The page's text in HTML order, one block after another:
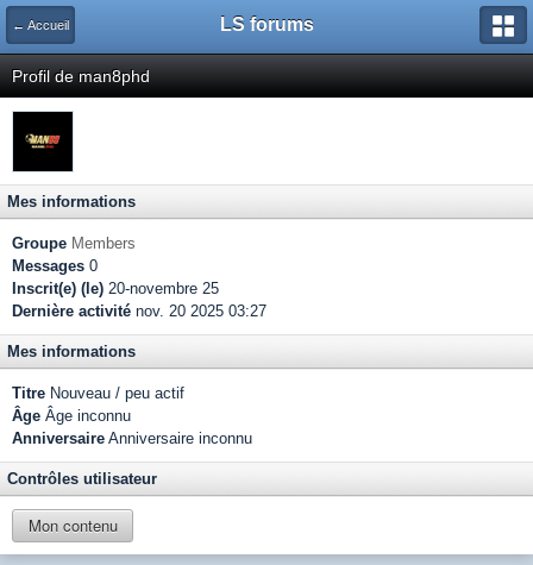
← Accueil LS forums
Profil de man8phd
Mes informations
Groupe Members
Messages 0
Inscrit(e) (le) 20-novembre 25
Dernière activité nov. 20 2025 03:27
Mes informations
Titre Nouveau / peu actif
Âge Âge inconnu
Anniversaire Anniversaire inconnu
Contrôles utilisateur
Mon contenu